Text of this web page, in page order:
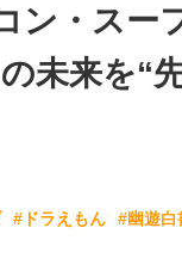
ン・スー
未来を“
#ドラえもん #幽遊白